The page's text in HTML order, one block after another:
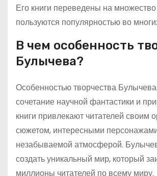
Его книги переведены на
пользуются популярностью во
В чем особенность
Булычева?
Особенностью творчества
сочетание научной фантастики и
книги привлекают читателей своим
сюжетом, интересными
незабываемой атмосферой.
создать уникальный мир, который
миллионы читателей по всему миру.